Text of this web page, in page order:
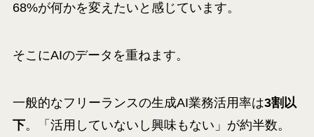
68%が何かを変えたいと感じています。
そこにAIのデータを重ねます。
一般的なフリーランスの生成AI業務活用率は3割以
下。「活用していないし興味もない」が約半数。